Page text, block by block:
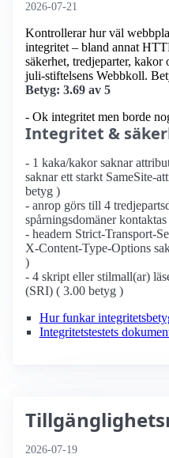
2026-07-21
Kontrollerar hur väl
integritet – bland annat
säkerhet, tredjeparter, kakor
juli-stiftelsens Webbkoll.
Betyg: 3.69 av 5
- Ok integritet men borde
Integritet &
- 1 kaka/kakor saknar
saknar ett starkt SameSite-
betyg )
- anrop görs till 4
spårningsdomäner
- headern Strict-Transport-
X-Content-Type-Options
)
- 4 skript eller stilmall(ar)
(SRI) ( 3.00 betyg )
Hur funkar
Integritetstestets
2026-07-19